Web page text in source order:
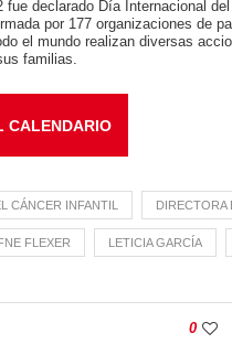
fue declarado Día Internacional
por 177 organizaciones de
el mundo realizan diversas
familias.
CALENDARIO
CÁNCER INFANTIL DIRECTORA
FLEXER LETICIA GARCÍA
0